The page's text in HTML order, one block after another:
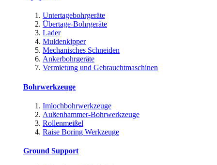
Untertagebohrgeräte
Übertage-Bohrgeräte
Lader
Muldenkipper
Mechanisches Schneiden
Ankerbohrgeräte
Vermietung und Gebrauchtmaschinen
Bohrwerkzeuge
Imlochbohrwerkzeuge
Außenhammer-Bohrwerkzeuge
Rollenmeißel
Raise Boring Werkzeuge
Ground Support